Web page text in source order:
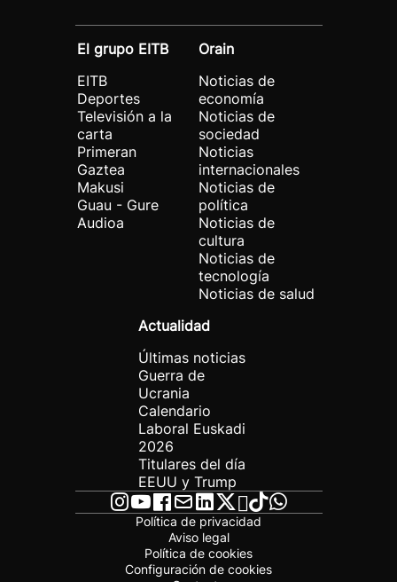
El grupo EITB
EITB
Deportes
Televisión a la
carta
Primeran
Gaztea
Makusi
Guau - Gure
Audioa
Orain
Noticias de
economía
Noticias de
sociedad
Noticias
internacionales
Noticias de
política
Noticias de
cultura
Noticias de
tecnología
Noticias de salud
Actualidad
Últimas noticias
Guerra de
Ucrania
Calendario
Laboral Euskadi
2026
Titulares del día
EEUU y Trump
Política de privacidad
Aviso legal
Política de cookies
Configuración de cookies